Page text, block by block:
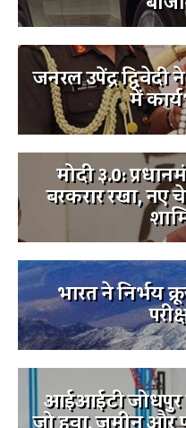
जनरल उपेंद्र
में
मोदी ३.0:
बरकरार रखा, नए
भारत ने निर्भय
आईआईटी जोधपुर ने